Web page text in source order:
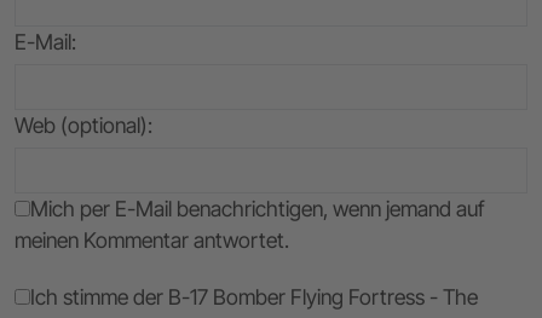
E-Mail:
Web (optional):
Mich per E-Mail benachrichtigen, wenn jemand auf
meinen Kommentar antwortet.
Ich stimme der B-17 Bomber Flying Fortress - The